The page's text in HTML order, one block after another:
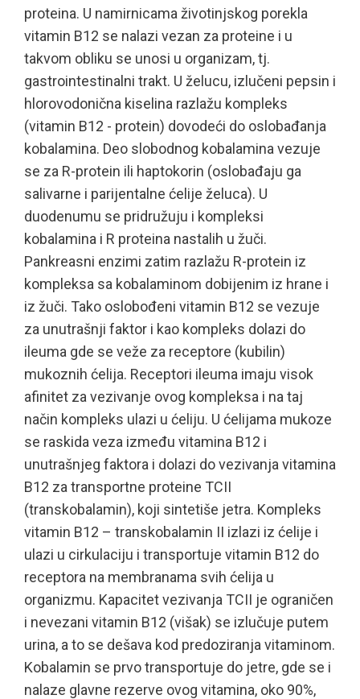
proteina. U namirnicama životinjskog porekla
vitamin B12 se nalazi vezan za proteine i u
takvom obliku se unosi u organizam, tj.
gastrointestinalni trakt. U želucu, izlučeni pepsin i
hlorovodonična kiselina razlažu kompleks
(vitamin B12 - protein) dovodeći do oslobađanja
kobalamina. Deo slobodnog kobalamina vezuje
se za R-protein ili haptokorin (oslobađaju ga
salivarne i parijentalne ćelije želuca). U
duodenumu se pridružuju i kompleksi
kobalamina i R proteina nastalih u žuči.
Pankreasni enzimi zatim razlažu R-protein iz
kompleksa sa kobalaminom dobijenim iz hrane i
iz žuči. Tako oslobođeni vitamin B12 se vezuje
za unutrašnji faktor i kao kompleks dolazi do
ileuma gde se veže za receptore (kubilin)
mukoznih ćelija. Receptori ileuma imaju visok
afinitet za vezivanje ovog kompleksa i na taj
način kompleks ulazi u ćeliju. U ćelijama mukoze
se raskida veza između vitamina B12 i
unutrašnjeg faktora i dolazi do vezivanja vitamina
B12 za transportne proteine TCII
(transkobalamin), koji sintetiše jetra. Kompleks
vitamin B12 – transkobalamin II izlazi iz ćelije i
ulazi u cirkulaciju i transportuje vitamin B12 do
receptora na membranama svih ćelija u
organizmu. Kapacitet vezivanja TCII je ograničen
i nevezani vitamin B12 (višak) se izlučuje putem
urina, a to se dešava kod predoziranja vitaminom.
Kobalamin se prvo transportuje do jetre, gde se i
nalaze glavne rezerve ovog vitamina, oko 90%,